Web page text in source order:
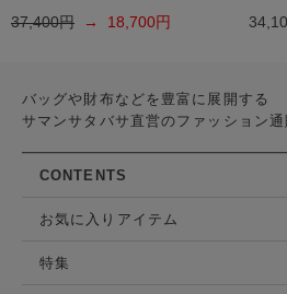
37,400円 → 18,700円
バッグや財布などを豊富に展開する
サマンサタバサ直営のファッション通
CONTENTS
お気に入りアイテム
特集